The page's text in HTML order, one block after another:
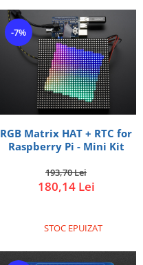
-7%
RGB Matrix HAT + RTC for
Raspberry Pi - Mini Kit
193,70 Lei
180,14 Lei
STOC EPUIZAT